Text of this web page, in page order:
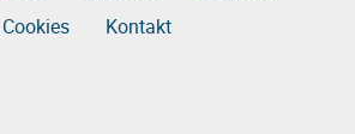
Cookies
Kontakt